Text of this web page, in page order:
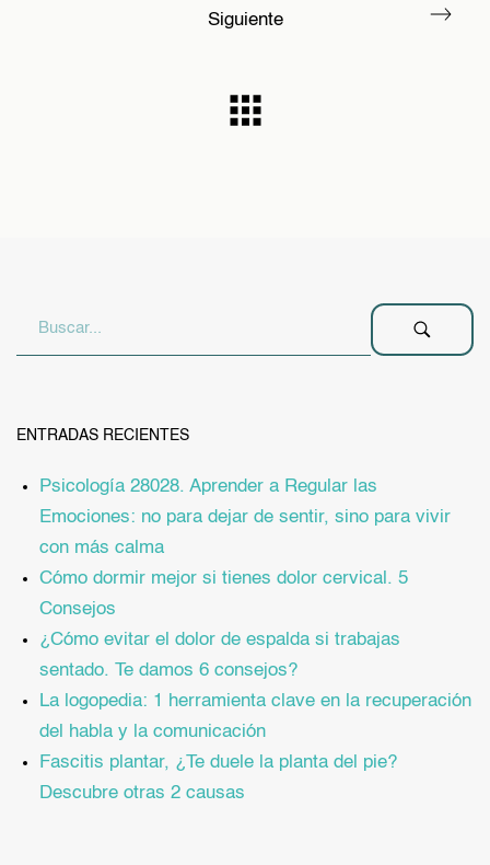
Siguiente
ENTRADAS RECIENTES
Psicología 28028. Aprender a Regular las
Emociones: no para dejar de sentir, sino para vivir
con más calma
Cómo dormir mejor si tienes dolor cervical. 5
Consejos
¿Cómo evitar el dolor de espalda si trabajas
sentado. Te damos 6 consejos?
La logopedia: 1 herramienta clave en la recuperación
del habla y la comunicación
Fascitis plantar, ¿Te duele la planta del pie?
Descubre otras 2 causas